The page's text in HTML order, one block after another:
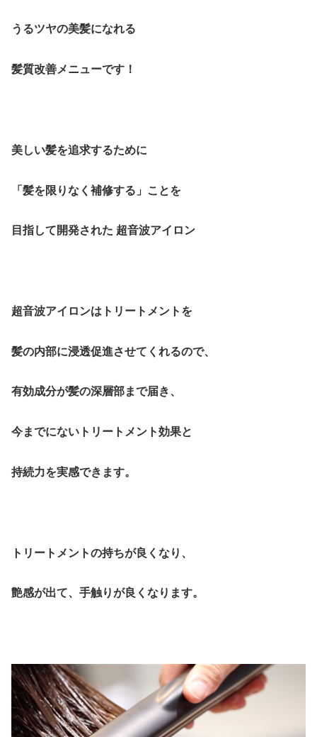
うるツヤの美髪になれる
髪質改善メニューです！
美しい髪を追求するために
「髪を限りなく補修する」ことを
目指して開発された 超音波アイロン
超音波アイロンはトリートメントを
髪の内部に浸透促進させてくれるので、
有効成分が髪の深層部まで届き、
今までにないトリートメント効果と
持続力を実感できます。
トリートメントの持ちが良くなり、
艶感が出て、手触りが良くなります。